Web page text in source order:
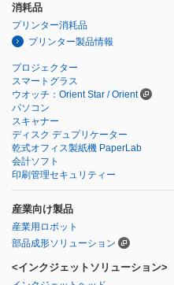
消耗品
プリンター消耗品
プリンター製品情報
プロジェクター
スマートグラス
ウオッチ：Orient Star / Orient
パソコン
スキャナー
ディスク デュプリケーター
乾式オフィス製紙機 PaperLab
会計ソフト
印刷管理セキュリティー
産業向け製品
産業用ロボット
部品成形ソリューション
<インクジェットソリューション>